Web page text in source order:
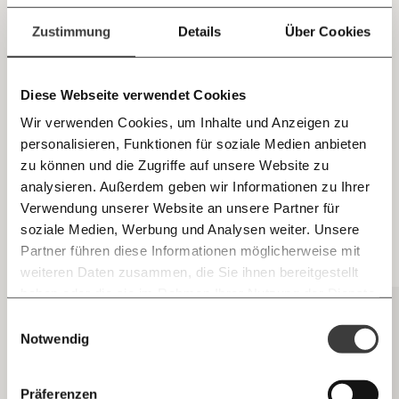
Zustimmung Details Über Cookies
Diese Webseite verwendet Cookies
Wir verwenden Cookies, um Inhalte und Anzeigen zu
personalisieren, Funktionen für soziale Medien anbieten
zu können und die Zugriffe auf unsere Website zu
analysieren. Außerdem geben wir Informationen zu Ihrer
Verwendung unserer Website an unsere Partner für
soziale Medien, Werbung und Analysen weiter. Unsere
Partner führen diese Informationen möglicherweise mit
weiteren Daten zusammen, die Sie ihnen bereitgestellt
Notwendig
Präferenzen
Immer auf dem Laufenden
bleiben mit unseren gratis
E-Mail-Newslettern!
Die guten Nachrichten der
Ich werde Fördermitglied* …
einfach
teilen.
E-Mail
Whatsapp
Eurogekostet hat. Warum netto? Zwar zahlten einige
große Banken die Staatshilfen zurück und es gab
Dividenden , aber Pleiteinstitute wie Hypo Alpe
riesige Verluste. Unterm Strich mussten wir alle
bluten: Erst wurden jahrelang kräftig Profite
gemacht – dann, als die Blase platzte, rief man nach
dem Steuerzahler. Gewinne für ein paar wenige,
Verluste für uns alle.
Das könnte dich auch interessieren